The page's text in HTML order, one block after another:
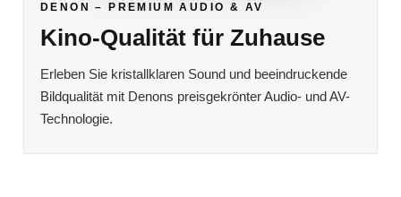
DENON – PREMIUM AUDIO & AV
Kino-Qualität für Zuhause
Erleben Sie kristallklaren Sound und beeindruckende
Bildqualität mit Denons preisgekrönter Audio- und AV-
Technologie.